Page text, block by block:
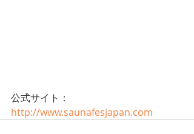
公式サイト：
http://www.saunafesjapan.com